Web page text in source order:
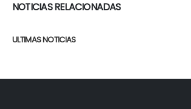
NOTICIAS RELACIONADAS
ULTIMAS NOTICIAS